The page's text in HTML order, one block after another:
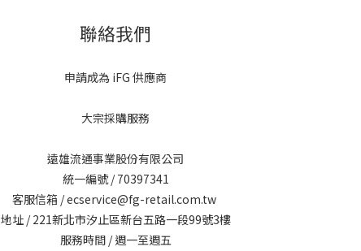
聯絡我們
申請成為 iFG 供應商
大宗採購服務
遠雄流通事業股份有限公司
統一編號 / 70397341
客服信箱 / ecservice@fg-retail.com.tw
地址 / 221新北市汐止區新台五路一段99號3樓
服務時間 / 週一至週五